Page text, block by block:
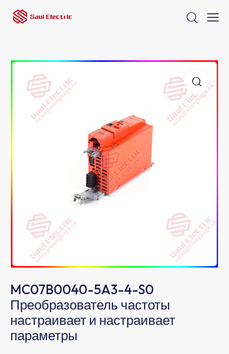
MC07B0040-5A3-4-S0
Преобразователь частоты
настраивает и настраивает
параметры